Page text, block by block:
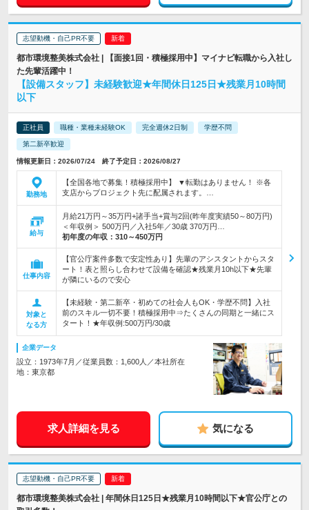
志望動機・自己PR不要
都市環境整美株式会社 | 【面接1回・積極採用中】マイナビ転職から入社し
た先輩活躍中！
【設備スタッフ】未経験歓迎★年間休日125日★残業月10時間
以下
正社員 職種・業種未経験OK 完全週休2日制 学歴不問
第二新卒歓迎
情報更新日：2026/07/24 終了予定日：2026/08/27
勤務地
【全国各地で募集！積極採用中】 ▼転勤はありません！ ※各
支店からプロジェクト先に配属されます。…
給与
月給21万円～35万円+諸手当+賞与2回(昨年度実績50～80万円)
＜年収例＞ 500万円／入社5年／30歳 370万円…
初年度の年収： 310～450万円
仕事内容
【官公庁案件多数で安定性あり】先輩のアシスタントからスタ
ート！表と照らし合わせて設備を確認★残業月10h以下★先輩
が隣にいるので安心
対象と
なる方
【未経験・第二新卒・初めての社会人もOK・学歴不問】入社
前のスキル一切不要！積極採用中⇒たくさんの同期と一緒にス
タート！★年収例:500万円/30歳
企業データ
設立：1973年7月／従業員数：1,600人／本社所在
地：東京都
求人詳細を見る 気になる
志望動機・自己PR不要
都市環境整美株式会社 | 年間休日125日★残業月10時間以下★官公庁との